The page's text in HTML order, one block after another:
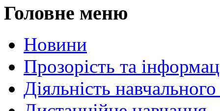
Головне меню
Новини
Прозорість та
Діяльність